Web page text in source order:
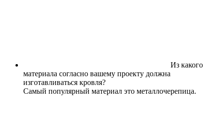
Из какого
материала согласно вашему проекту должна
изготавливаться кровля?
Самый популярный материал это металлочерепица.